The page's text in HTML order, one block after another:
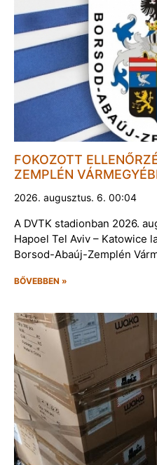
FOKOZOTT
ZEMPLÉN
2026. augusztus. 6. 00:04
A DVTK stadionban 2026.
Hapoel Tel Aviv – Katowice
Borsod-Abaúj-Zemplén
BŐVEBBEN »